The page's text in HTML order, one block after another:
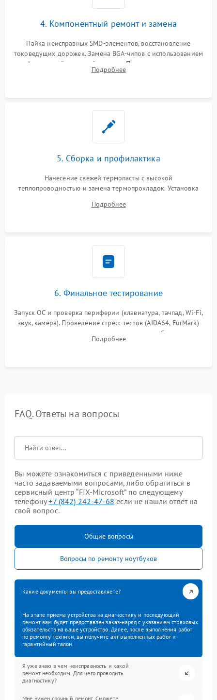
4. Компонентный ремонт и замена
Пайка неисправных SMD-элементов, восстановление
токоведущих дорожек. Замена BGA-чипов с использованием
инфракрасной паяльной станции. Прошивка микросхемы
BIOS или замена поврежденных портов USB
Подробнее
5. Сборка и профилактика
Нанесение свежей термопасты с высокой
теплопроводностью и замена термопрокладок. Установка
шлейфов, модулей памяти и накопителей. Предварительная
Подробнее
6. Финальное тестирование
Запуск ОС и проверка периферии (клавиатура, тачпад, Wi-Fi,
звук, камера). Проведение стресс-тестов (AIDA64, FurMark)
для контроля температурного режима и стабильности
системы под пиковой нагрузкой.
Подробнее
FAQ. Ответы на вопросы
Вы можете ознакомиться с приведенными ниже
часто задаваемыми вопросами, либо обратиться в
сервисный центр “FIX-Microsoft” по следующему
телефону+7 (842) 242-47-68 если не нашли ответ на
свой вопрос.
Общие вопросы
Вопросы по ремонту ноутбуков
Какие документы вы предоставляете?
На этапе приема устройства на диагностику и последующий
ремонт вам будет предоставлен заказ-наряд с указанием страховых
обязательств на ваше устройство. Далее, после выполнения работ
по ремонту техники, вы получите акт выполненных работ и
гарантийный талон.
Я уже знаю в чем неисправность и какой
ремонт необходим. Для чего проводить
диагностику?
Мне нужен срочный ремонт. Сможете